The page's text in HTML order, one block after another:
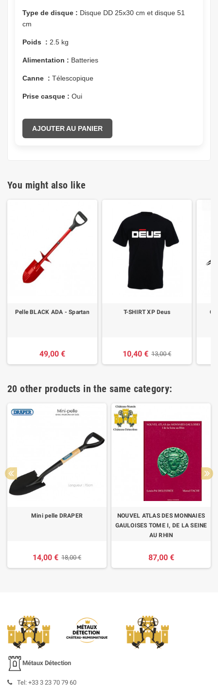
Type de disque : Disque DD 25x30 cm et disque 51
cm
Poids : 2.5 kg
Alimentation : Batteries
Canne : Télescopique
Prise casque : Oui
AJOUTER AU PANIER
You might also like
Pelle BLACK ADA - Spartan
49,00 €
T-SHIRT XP Deus
10,40 € 13,00 €
20 other products in the same category:
Mini pelle DRAPER
14,00 € 18,00 €
NOUVEL ATLAS DES MONNAIES
GAULOISES TOME I, DE LA SEINE
AU RHIN
87,00 €
Métaux Détection
Tel: +33 3 23 70 79 60